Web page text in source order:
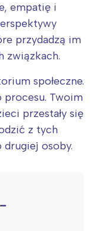
empatię i
przydadzą im
związkach.
społeczne.
procesu. Twoim
przestały się
z tych
drugiej osoby.